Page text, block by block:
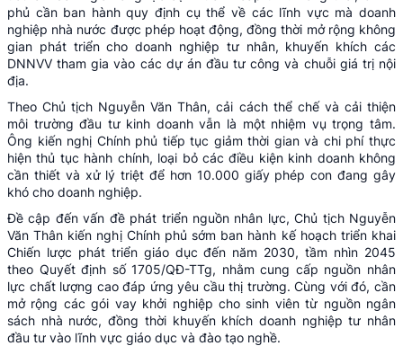
phủ cần ban hành quy định cụ thể về các lĩnh vực mà doanh
nghiệp nhà nước được phép hoạt động, đồng thời mở rộng không
gian phát triển cho doanh nghiệp tư nhân, khuyến khích các
DNNVV tham gia vào các dự án đầu tư công và chuỗi giá trị nội
địa.
Theo Chủ tịch Nguyễn Văn Thân, cải cách thể chế và cải thiện
môi trường đầu tư kinh doanh vẫn là một nhiệm vụ trọng tâm.
Ông kiến nghị Chính phủ tiếp tục giảm thời gian và chi phí thực
hiện thủ tục hành chính, loại bỏ các điều kiện kinh doanh không
cần thiết và xử lý triệt để hơn 10.000 giấy phép con đang gây
khó cho doanh nghiệp.
Đề cập đến vấn đề phát triển nguồn nhân lực, Chủ tịch Nguyễn
Văn Thân kiến nghị Chính phủ sớm ban hành kế hoạch triển khai
Chiến lược phát triển giáo dục đến năm 2030, tầm nhìn 2045
theo Quyết định số 1705/QĐ-TTg, nhằm cung cấp nguồn nhân
lực chất lượng cao đáp ứng yêu cầu thị trường. Cùng với đó, cần
mở rộng các gói vay khởi nghiệp cho sinh viên từ nguồn ngân
sách nhà nước, đồng thời khuyến khích doanh nghiệp tư nhân
đầu tư vào lĩnh vực giáo dục và đào tạo nghề.